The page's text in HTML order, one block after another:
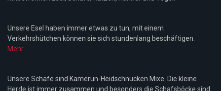
Unsere Esel haben immer etwas zu tun, mit einem
Verkehrshütchen können sie sich stundenlang beschäftigen.
Mehr...
Unsere Schafe sind Kamerun-Heidschnucken Mixe. Die kleine
Herde ist immer zusammen und besonders die Schafsböcke sind